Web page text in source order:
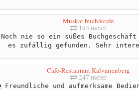
Muskat buch&cafe
193 meter
Noch nie so ein süßes Buchgeschäft
es zufällig gefunden. Sehr
Cafe-Restaurant Kalvarienberg
247 meter
Freundliche und aufmerksame